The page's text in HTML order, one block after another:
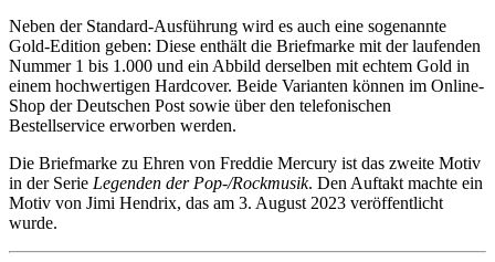
Neben der Standard-Ausführung wird es auch eine sogenannte
Gold-Edition geben: Diese enthält die Briefmarke mit der laufenden
Nummer 1 bis 1.000 und ein Abbild derselben mit echtem Gold in
einem hochwertigen Hardcover. Beide Varianten können im Online-
Shop der Deutschen Post sowie über den telefonischen
Bestellservice erworben werden.
Die Briefmarke zu Ehren von Freddie Mercury ist das zweite Motiv
in der Serie Legenden der Pop-/Rockmusik. Den Auftakt machte ein
Motiv von Jimi Hendrix, das am 3. August 2023 veröffentlicht
wurde.